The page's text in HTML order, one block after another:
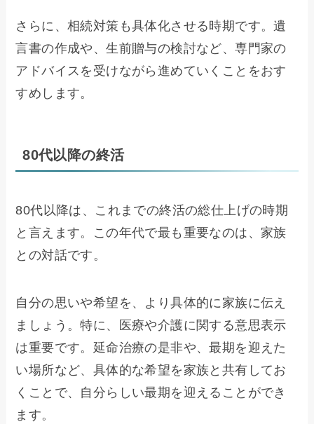
さらに、相続対策も具体化させる時期です。遺
言書の作成や、生前贈与の検討など、専門家の
アドバイスを受けながら進めていくことをおす
すめします。
80代以降の終活
80代以降は、これまでの終活の総仕上げの時期
と言えます。この年代で最も重要なのは、家族
との対話です。
自分の思いや希望を、より具体的に家族に伝え
ましょう。特に、医療や介護に関する意思表示
は重要です。延命治療の是非や、最期を迎えた
い場所など、具体的な希望を家族と共有してお
くことで、自分らしい最期を迎えることができ
ます。